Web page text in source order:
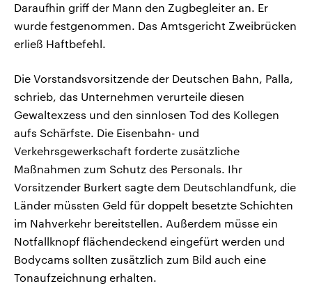
Daraufhin griff der Mann den Zugbegleiter an. Er
wurde festgenommen. Das Amtsgericht Zweibrücken
erließ Haftbefehl.
Die Vorstandsvorsitzende der Deutschen Bahn, Palla,
schrieb, das Unternehmen verurteile diesen
Gewaltexzess und den sinnlosen Tod des Kollegen
aufs Schärfste. Die Eisenbahn- und
Verkehrsgewerkschaft forderte zusätzliche
Maßnahmen zum Schutz des Personals. Ihr
Vorsitzender Burkert sagte dem Deutschlandfunk, die
Länder müssten Geld für doppelt besetzte Schichten
im Nahverkehr bereitstellen. Außerdem müsse ein
Notfallknopf flächendeckend eingefürt werden und
Bodycams sollten zusätzlich zum Bild auch eine
Tonaufzeichnung erhalten.